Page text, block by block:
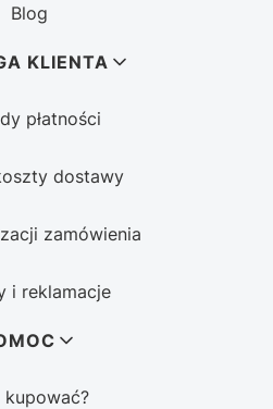
Blog
KLIENTA
płatności
dostawy
zamówienia
i reklamacje
kupować?